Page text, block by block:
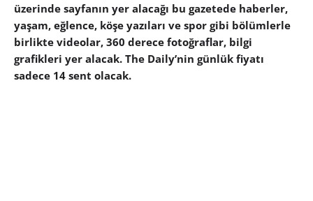
üzerinde sayfanın yer alacağı bu gazetede haberler,
yaşam, eğlence, köşe yazıları ve spor gibi bölümlerle
birlikte videolar, 360 derece fotoğraflar, bilgi
grafikleri yer alacak. The Daily’nin günlük fiyatı
sadece 14 sent olacak.